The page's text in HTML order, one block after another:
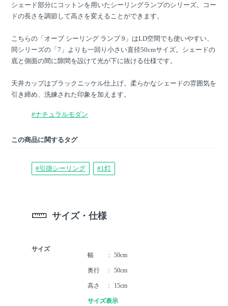
シェード部分にコットンを用いたシーリングランプのシリーズ。コー
ドの長さを調節して高さを変えることができます。
こちらの「オーブ シーリング ランプ 9」はLD空間でも使いやすい、
同シリーズの「7」よりも一回り小さい直径50cmサイズ。シェードの
底と側面の間に隙間を設けて光が下に抜ける仕様です。
天井カップはブラックニッケル仕上げ。柔らかなシェードの雰囲気を
引き締め、洗練された印象を加えます。
#ナチュラルモダン
この商品に関するタグ
#引掛シーリング #1灯
サイズ・仕様
サイズ
幅
50cm
奥行 50cm
高さ 15cm
サイズ表示